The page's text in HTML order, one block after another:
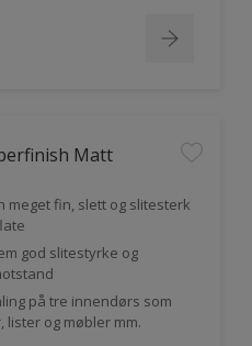
Matt
meget fin, slett og slitesterk
god slitestyrke og
på tre innendørs som
lister og møbler mm.